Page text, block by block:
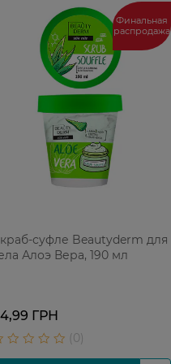
Финальная
распродажа
суфле Beautyderm для
Алоэ Вера, 190 мл
ГРН